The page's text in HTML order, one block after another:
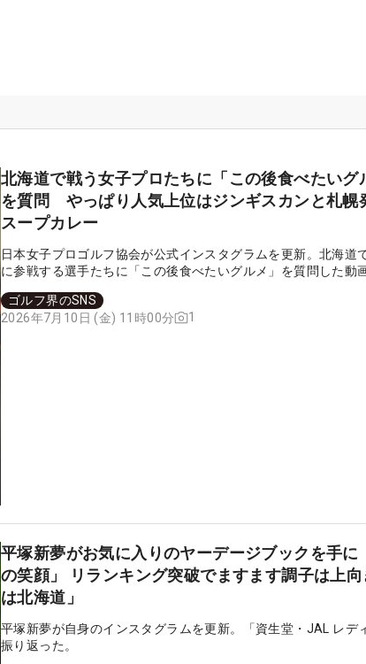
北海道で戦う女子プロたちに「この後食べたいグ
を質問 やっぱり人気上位はジンギスカンと札幌
スープカレー
日本女子プロゴルフ協会が公式インスタグラムを更新。北海道
に参戦する選手たちに「この後食べたいグルメ」を質問した動
ゴルフ界のSNS
2026年7月10日 (金) 11時00分
1
平塚新夢がお気に入りのヤーデージブックを手に
の笑顔」 リランキング突破でますます調子は上
は北海道」
平塚新夢が自身のインスタグラムを更新。「資生堂・JAL レデ
振り返った。